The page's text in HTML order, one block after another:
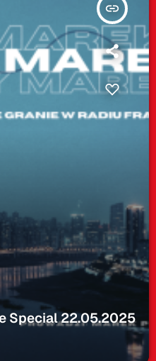
insert_link
Special 22.05.2025